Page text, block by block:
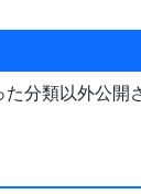
分類以外公開